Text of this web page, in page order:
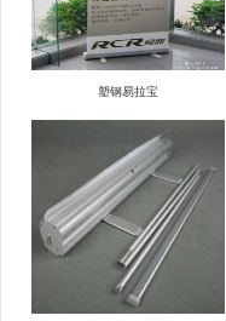
塑钢易拉宝